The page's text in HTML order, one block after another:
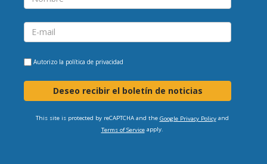
Autorizo la política de privacidad
Deseo recibir el boletín de noticias
This site is protected by reCAPTCHA and the Google Privacy Policyand
Terms of Serviceapply.